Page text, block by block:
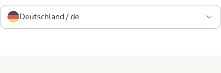
Deutschland / de